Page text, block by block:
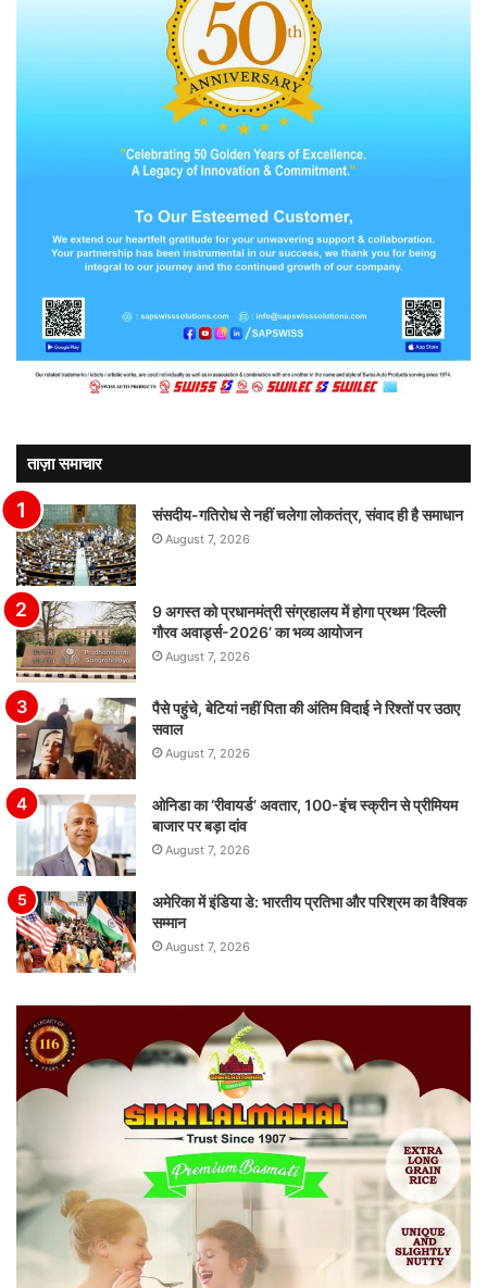
ताज़ा समाचार
संसदीय-गतिरोध से नहीं चलेगा लोकतंत्र, संवाद ही है समाधान
August 7, 2026
9 अगस्त को प्रधानमंत्री संग्रहालय में होगा प्रथम ‘दिल्ली
गौरव अवार्ड्स-2026’ का भव्य आयोजन
August 7, 2026
पैसे पहुंचे, बेटियां नहीं पिता की अंतिम विदाई ने रिश्तों पर उठाए
सवाल
August 7, 2026
ओनिडा का ‘रीवायर्ड’ अवतार, 100-इंच स्क्रीन से प्रीमियम
बाजार पर बड़ा दांव
August 7, 2026
अमेरिका में इंडिया डे: भारतीय प्रतिभा और परिश्रम का वैश्विक
सम्मान
August 7, 2026